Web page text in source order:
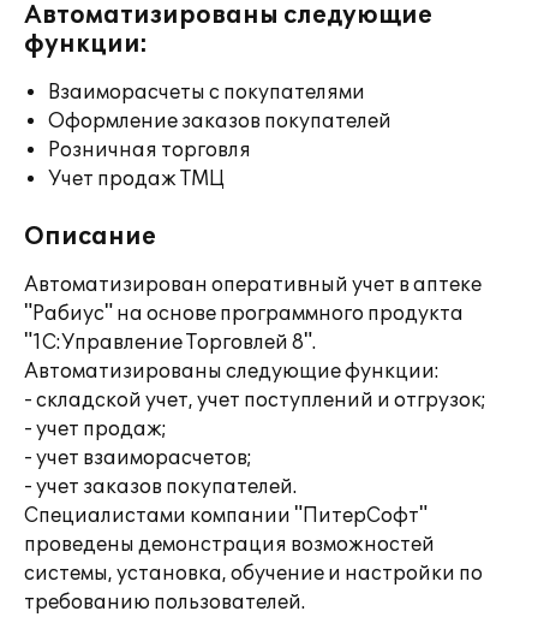
Автоматизированы следующие
функции:
Взаиморасчеты с покупателями
Оформление заказов покупателей
Розничная торговля
Учет продаж ТМЦ
Описание
Автоматизирован оперативный учет в аптеке
"Рабиус" на основе программного продукта
"1С:Управление Торговлей 8".
Автоматизированы следующие функции:
- складской учет, учет поступлений и отгрузок;
- учет продаж;
- учет взаиморасчетов;
- учет заказов покупателей.
Специалистами компании "ПитерСофт"
проведены демонстрация возможностей
системы, установка, обучение и настройки по
требованию пользователей.